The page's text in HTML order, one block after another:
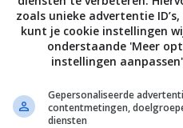
zoals unieke advertentie
kunt je cookie instellingen
onderstaande 'Meer
instellingen
Gepersonaliseerde
contentmetingen,
diensten